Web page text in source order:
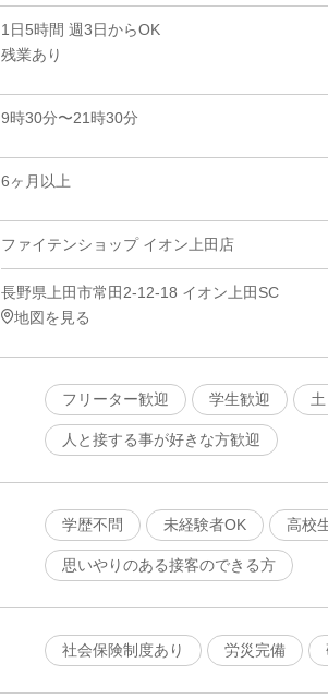
1日5時間 週3日からOK
残業あり
9時30分〜21時30分
6ヶ月以上
ファイテンショップ イオン上田店
長野県上田市常田2-12-18 イオン上田SC
地図を見る
フリーター歓迎
学生歓迎
人と接する事が好きな方歓迎
学歴不問
未経験者OK 高校
思いやりのある接客のできる方
社会保険制度あり
労災完備